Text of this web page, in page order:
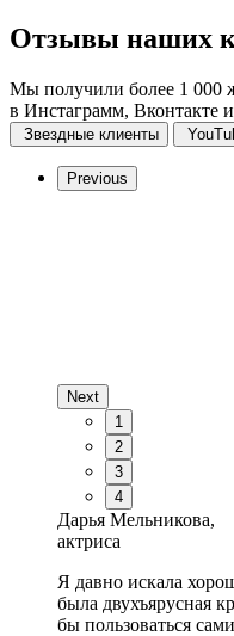
Отзывы наших
Мы получили более 1 000
в Инстаграмм, Вконтакте
Звездные клиенты
Previous
Next
1
2
3
4
Дарья Мельникова,
актриса
Я давно искала
была двухъярусная
бы пользоваться